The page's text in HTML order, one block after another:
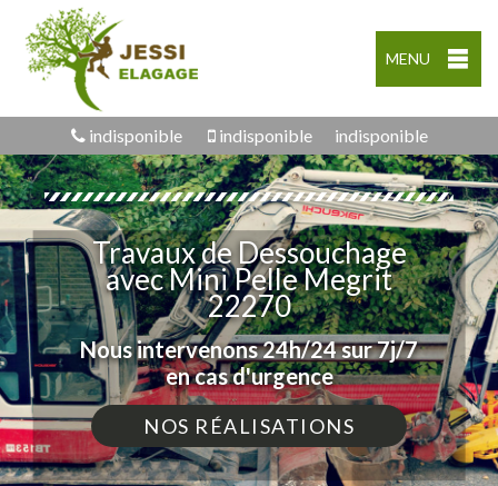
MENU
indisponible indisponible indisponible
Travaux de Dessouchage
avec Mini Pelle Megrit
22270
Nous intervenons 24h/24 sur 7j/7
en cas d'urgence
NOS RÉALISATIONS